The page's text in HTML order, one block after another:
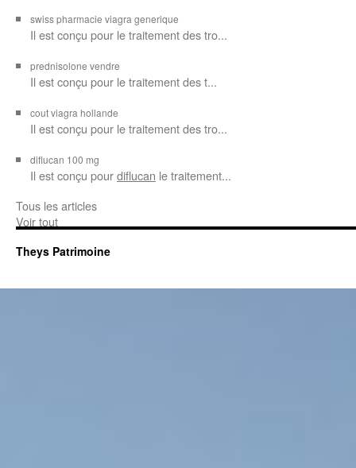
swiss pharmacie viagra generique
Il estconçu pour le traitement destro...
prednisolone vendre
Il est conçu pour le traitement des t...
cout viagra hollande
Il est conçu pour le traitement des tro...
diflucan 100 mg
Il est conçu pourdiflucan le traitement...
Tous les articles
Voir tout
Theys Patrimoine